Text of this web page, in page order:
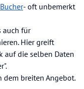
Bucher- oft unbemerkt
auch für
Hier greift
auf die selben Daten
breiten Angebot.